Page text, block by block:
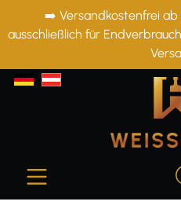
springen
➡️ Versandkostenfrei ab
ausschließlich für